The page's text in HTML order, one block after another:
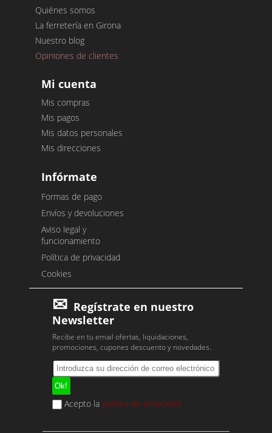
Quiénes somos
La ferretería en Girona
Nuestro blog
Opiniones de clientes
Mi cuenta
Mis compras
Mis pagos
Mis datos personales
Mis direcciones
Infórmate
Formas de pago
Envíos y devoluciones
Aviso legal y
funcionamiento
Política de privacidad
Cookies
Regístrate en nuestro
Newsletter
Recibe en tu email ofertas, liquidaciones,
promociones, cupones descuento y novedades.
Acepto la política de privacidad